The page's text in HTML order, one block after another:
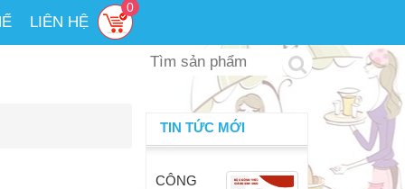
LIÊN HỆ
0
TIN TỨC MỚI
CÔNG